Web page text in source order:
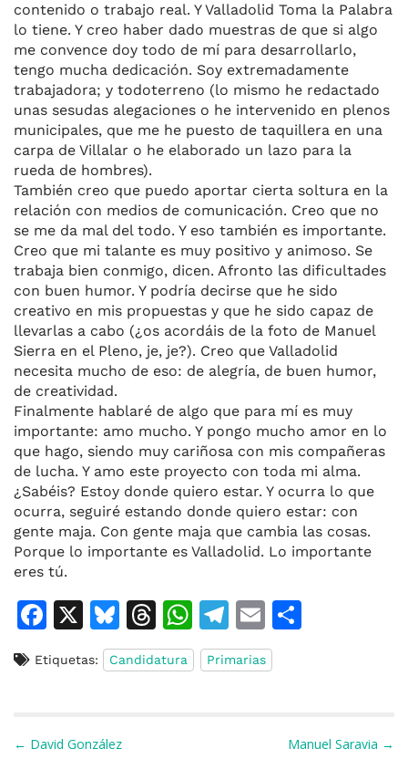
contenido o trabajo real. Y Valladolid Toma la Palabra
lo tiene. Y creo haber dado muestras de que si algo
me convence doy todo de mí para desarrollarlo,
tengo mucha dedicación. Soy extremadamente
trabajadora; y todoterreno (lo mismo he redactado
unas sesudas alegaciones o he intervenido en plenos
municipales, que me he puesto de taquillera en una
carpa de Villalar o he elaborado un lazo para la
rueda de hombres).
También creo que puedo aportar cierta soltura en la
relación con medios de comunicación. Creo que no
se me da mal del todo. Y eso también es importante.
Creo que mi talante es muy positivo y animoso. Se
trabaja bien conmigo, dicen. Afronto las dificultades
con buen humor. Y podría decirse que he sido
creativo en mis propuestas y que he sido capaz de
llevarlas a cabo (¿os acordáis de la foto de Manuel
Sierra en el Pleno, je, je?). Creo que Valladolid
necesita mucho de eso: de alegría, de buen humor,
de creatividad.
Finalmente hablaré de algo que para mí es muy
importante: amo mucho. Y pongo mucho amor en lo
que hago, siendo muy cariñosa con mis compañeras
de lucha. Y amo este proyecto con toda mi alma.
¿Sabéis? Estoy donde quiero estar. Y ocurra lo que
ocurra, seguiré estando donde quiero estar: con
gente maja. Con gente maja que cambia las cosas.
Porque lo importante es Valladolid. Lo importante
eres tú.
F
c
b
o
X
Bl
u
e
y
T
h
re
W
h
at
T
el
e
E
m
ai
ar
ti
Etiquetas: Candidatura Primarias
Navegación de entradas
← David González Manuel Saravia →